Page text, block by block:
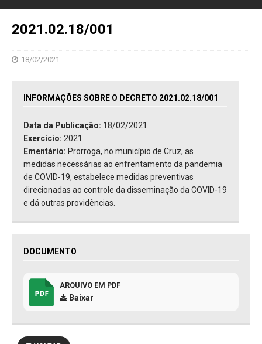
2021.02.18/001
18/02/2021
INFORMAÇÕES SOBRE O DECRETO 2021.02.18/001
Data da Publicação: 18/02/2021
Exercício: 2021
Ementário: Prorroga, no município de Cruz, as
medidas necessárias ao enfrentamento da pandemia
de COVID-19, estabelece medidas preventivas
direcionadas ao controle da disseminação da COVID-19
e dá outras providências.
DOCUMENTO
ARQUIVO EM PDF
Baixar